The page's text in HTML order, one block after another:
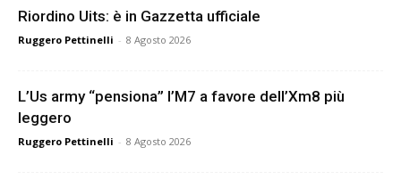
Riordino Uits: è in Gazzetta ufficiale
Ruggero Pettinelli - 8 Agosto 2026
L’Us army “pensiona” l’M7 a favore dell’Xm8 più
leggero
Ruggero Pettinelli - 8 Agosto 2026